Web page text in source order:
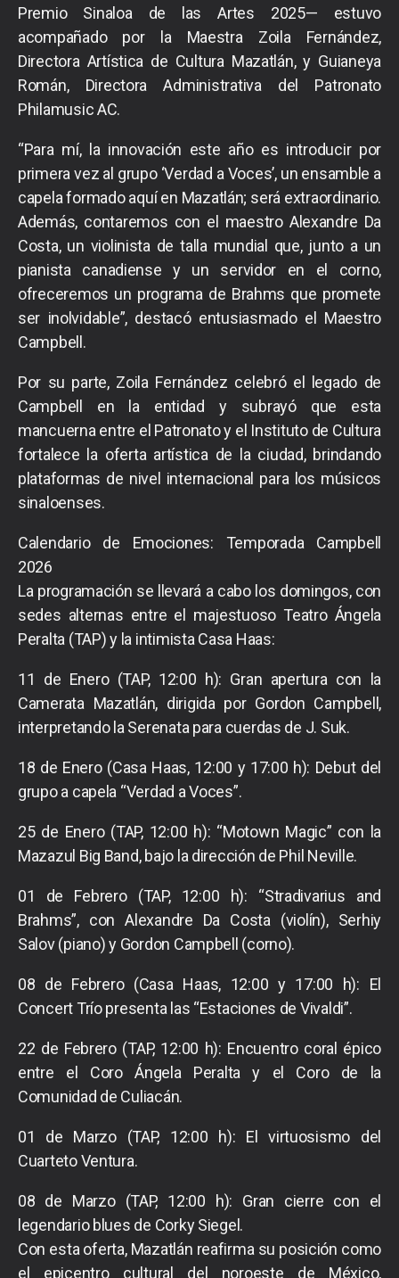
Premio Sinaloa de las Artes 2025— estuvo
acompañado por la Maestra Zoila Fernández,
Directora Artística de Cultura Mazatlán, y Guianeya
Román, Directora Administrativa del Patronato
Philamusic AC.
“Para mí, la innovación este año es introducir por
primera vez al grupo ‘Verdad a Voces’, un ensamble a
capela formado aquí en Mazatlán; será extraordinario.
Además, contaremos con el maestro Alexandre Da
Costa, un violinista de talla mundial que, junto a un
pianista canadiense y un servidor en el corno,
ofreceremos un programa de Brahms que promete
ser inolvidable”, destacó entusiasmado el Maestro
Campbell.
Por su parte, Zoila Fernández celebró el legado de
Campbell en la entidad y subrayó que esta
mancuerna entre el Patronato y el Instituto de Cultura
fortalece la oferta artística de la ciudad, brindando
plataformas de nivel internacional para los músicos
sinaloenses.
Calendario de Emociones: Temporada Campbell
2026
La programación se llevará a cabo los domingos, con
sedes alternas entre el majestuoso Teatro Ángela
Peralta (TAP) y la intimista Casa Haas:
11 de Enero (TAP, 12:00 h): Gran apertura con la
Camerata Mazatlán, dirigida por Gordon Campbell,
interpretando la Serenata para cuerdas de J. Suk.
18 de Enero (Casa Haas, 12:00 y 17:00 h): Debut del
grupo a capela “Verdad a Voces”.
25 de Enero (TAP, 12:00 h): “Motown Magic” con la
Mazazul Big Band, bajo la dirección de Phil Neville.
01 de Febrero (TAP, 12:00 h): “Stradivarius and
Brahms”, con Alexandre Da Costa (violín), Serhiy
Salov (piano) y Gordon Campbell (corno).
08 de Febrero (Casa Haas, 12:00 y 17:00 h): El
Concert Trío presenta las “Estaciones de Vivaldi”.
22 de Febrero (TAP, 12:00 h): Encuentro coral épico
entre el Coro Ángela Peralta y el Coro de la
Comunidad de Culiacán.
01 de Marzo (TAP, 12:00 h): El virtuosismo del
Cuarteto Ventura.
08 de Marzo (TAP, 12:00 h): Gran cierre con el
legendario blues de Corky Siegel.
Con esta oferta, Mazatlán reafirma su posición como
el epicentro cultural del noroeste de México,